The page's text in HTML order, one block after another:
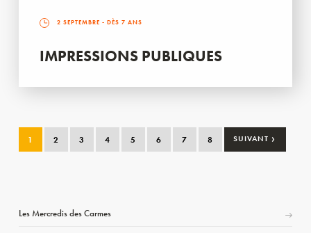
2 SEPTEMBRE - DÈS 7 ANS
IMPRESSIONS PUBLIQUES
1 2 3 4 5 6 7 8 SUIVANT ›
Les Mercredis des Carmes